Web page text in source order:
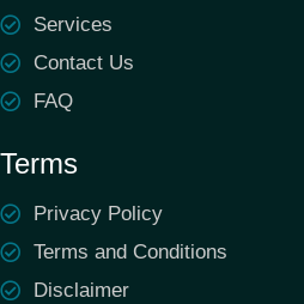
Services
Contact Us
FAQ
Terms
Privacy Policy
Terms and Conditions
Disclaimer